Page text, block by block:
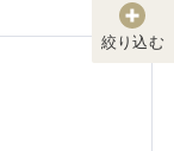
絞り込む